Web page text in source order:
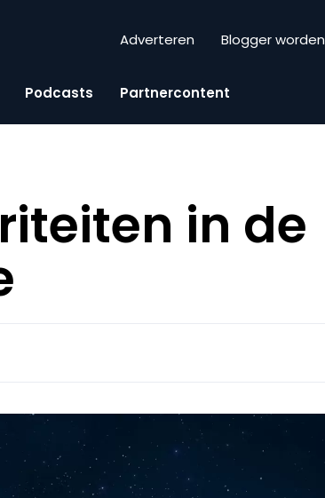
Adverteren Blogger worden
Podcasts Partnercontent
in de